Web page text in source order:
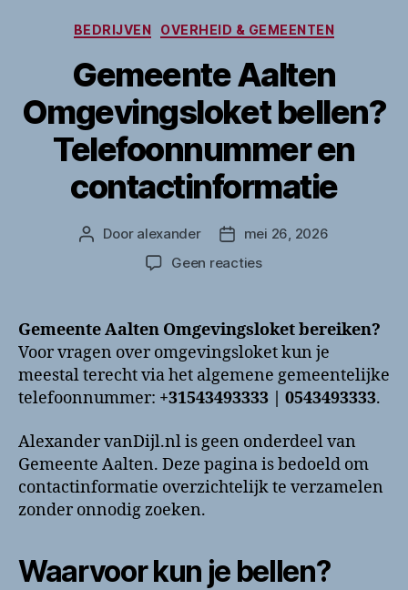
Categorieën
BEDRIJVEN OVERHEID & GEMEENTEN
Gemeente Aalten
Omgevingsloket bellen?
Telefoonnummer en
contactinformatie
Berichtauteur
Door alexander Berichtdatum
mei 26, 2026
Geen reactiesop
Omgevingsloket
bellen?
Telefoonnummer
en
contactinformatie
Gemeente Aalten Omgevingsloket bereiken?
Voor vragen over omgevingsloket kun je
meestal terecht via het algemene gemeentelijke
telefoonnummer: +31543493333 | 0543493333.
Alexander vanDijl.nl is geen onderdeel van
Gemeente Aalten. Deze pagina is bedoeld om
contactinformatie overzichtelijk te verzamelen
zonder onnodig zoeken.
Waarvoor kun je bellen?